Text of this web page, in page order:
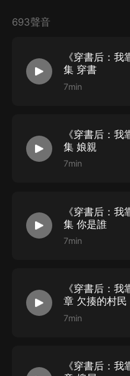
693聲音
《穿書后：我
集 穿書
7min
《穿書后：
集 娘親
7min
《穿書后：
集 你是誰
7min
《穿書后：
章 欠揍的村民
7min
《穿書后：